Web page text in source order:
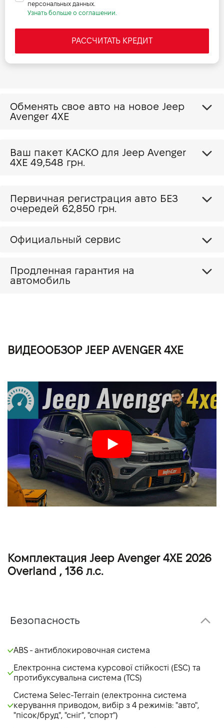
персональных данных.
Узнать больше о соглашении.
РАССЧИТАТЬ КРЕДИТ
Обменять свое авто на новое Jeep
Avenger 4XE
Ваш пакет КАСКО для Jeep Avenger
4XE 49,548 грн.
Первичная регистрация авто БЕЗ
очередей 62,850 грн.
Официальный сервис
Продленная гарантия на
автомобиль
ВИДЕООБЗОР JEEP AVENGER 4XE
Комплектация Jeep Avenger 4XE 2026
Overland , 136 л.с.
Безопасность
ABS - антиблокировочная система
Електронна система курсової стійкості (ESC) та
протибуксувальна система (TCS)
Система Selec-Terrain (електронна система
керування приводом, вибір з 4 режимів: "авто",
"пісок/бруд", "сніг", "спорт")